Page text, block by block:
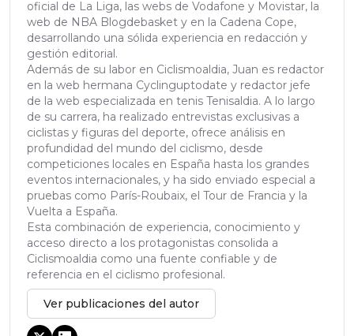
oficial de La Liga, las webs de Vodafone y Movistar, la
web de NBA Blogdebasket y en la Cadena Cope,
desarrollando una sólida experiencia en redacción y
gestión editorial.
Además de su labor en Ciclismoaldia, Juan es redactor
en la web hermana Cyclinguptodate y redactor jefe
de la web especializada en tenis Tenisaldia. A lo largo
de su carrera, ha realizado entrevistas exclusivas a
ciclistas y figuras del deporte, ofrece análisis en
profundidad del mundo del ciclismo, desde
competiciones locales en España hasta los grandes
eventos internacionales, y ha sido enviado especial a
pruebas como París-Roubaix, el Tour de Francia y la
Vuelta a España.
Esta combinación de experiencia, conocimiento y
acceso directo a los protagonistas consolida a
Ciclismoaldia como una fuente confiable y de
referencia en el ciclismo profesional.
Ver publicaciones del autor